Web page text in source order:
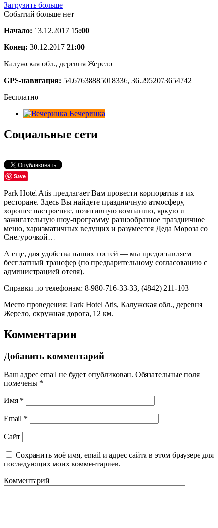
Загрузить больше
Событий больше нет
Начало: 13.12.2017 15:00
Конец: 30.12.2017 21:00
Калужская обл., деревня Жерело
GPS-навигация: 54.67638885018336, 36.2952073654742
Бесплатно
Вечеринка
Социальные сети
Save
Park Hotel Atis предлагает Вам провести корпоратив в их
ресторане. Здесь Вы найдете праздничную атмосферу,
хорошее настроение, позитивную компанию, яркую и
зажигательную шоу-программу, разнообразное праздничное
меню, харизматичных ведущих и разумеется Деда Мороза со
Снегурочкой…
А еще, для удобства наших гостей — мы предоставляем
бесплатный трансфер (по предварительному согласованию с
администрацией отеля).
Справки по телефонам: 8-980-716-33-33, (4842) 211-103
Место проведения: Park Hotel Atis, Калужская обл., деревня
Жерело, окружная дорога, 12 км.
Комментарии
Добавить комментарий
Ваш адрес email не будет опубликован. Обязательные поля
помечены *
Имя *
Email *
Сайт
Сохранить моё имя, email и адрес сайта в этом браузере для
последующих моих комментариев.
Комментарий